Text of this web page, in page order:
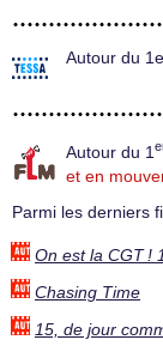
Autour du
Autour du 1
et en
Parmi les derniers
On est la CGT !
Chasing Time
15, de jour